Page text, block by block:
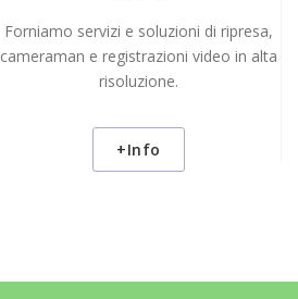
Forniamo servizi e soluzioni di ripresa,
cameraman e registrazioni video in alta
risoluzione.
+Info